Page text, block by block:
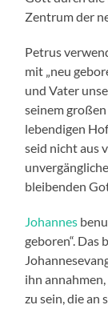
Zentrum der
Petrus
mit „neu
und Vater
seinem
lebendigen
seid nicht aus
bleibenden
Johannes
geboren“.
ihn
zu sein, die an